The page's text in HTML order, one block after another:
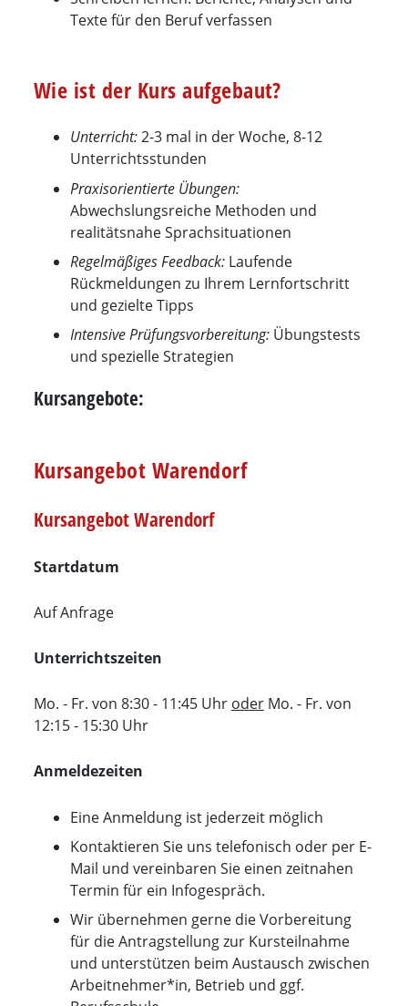
Texte für den Beruf verfassen
Wie ist der Kurs aufgebaut?
Unterricht:2-3 mal in der Woche, 8-12
Unterrichtsstunden
Praxisorientierte Übungen:
Abwechslungsreiche Methoden und
realitätsnahe Sprachsituationen
Regelmäßiges Feedback:Laufende
Rückmeldungen zu Ihrem Lernfortschritt
und gezielte Tipps
Intensive Prüfungsvorbereitung:Übungstests
und spezielle Strategien
Kursangebote:
Kursangebot Warendorf
Kursangebot Warendorf
Startdatum
Auf Anfrage
Unterrichtszeiten
Mo. - Fr. von 8:30 - 11:45 Uhr oderMo. - Fr. von
12:15 - 15:30 Uhr
Anmeldezeiten
Eine Anmeldung ist jederzeit möglich
Kontaktieren Sie uns telefonisch oder per E-
Mail und vereinbaren Sie einen zeitnahen
Termin für ein Infogespräch.
Wir übernehmen gerne die Vorbereitung
für die Antragstellung zur Kursteilnahme
und unterstützen beim Austausch zwischen
Arbeitnehmer*in, Betrieb und ggf.